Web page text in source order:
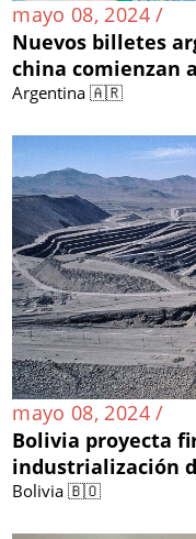
mayo 08, 2024 /
Nuevos billetes
china comienzan
Argentina 🇦🇷
mayo 08, 2024 /
Bolivia proyecta
industrialización
Bolivia 🇧🇴